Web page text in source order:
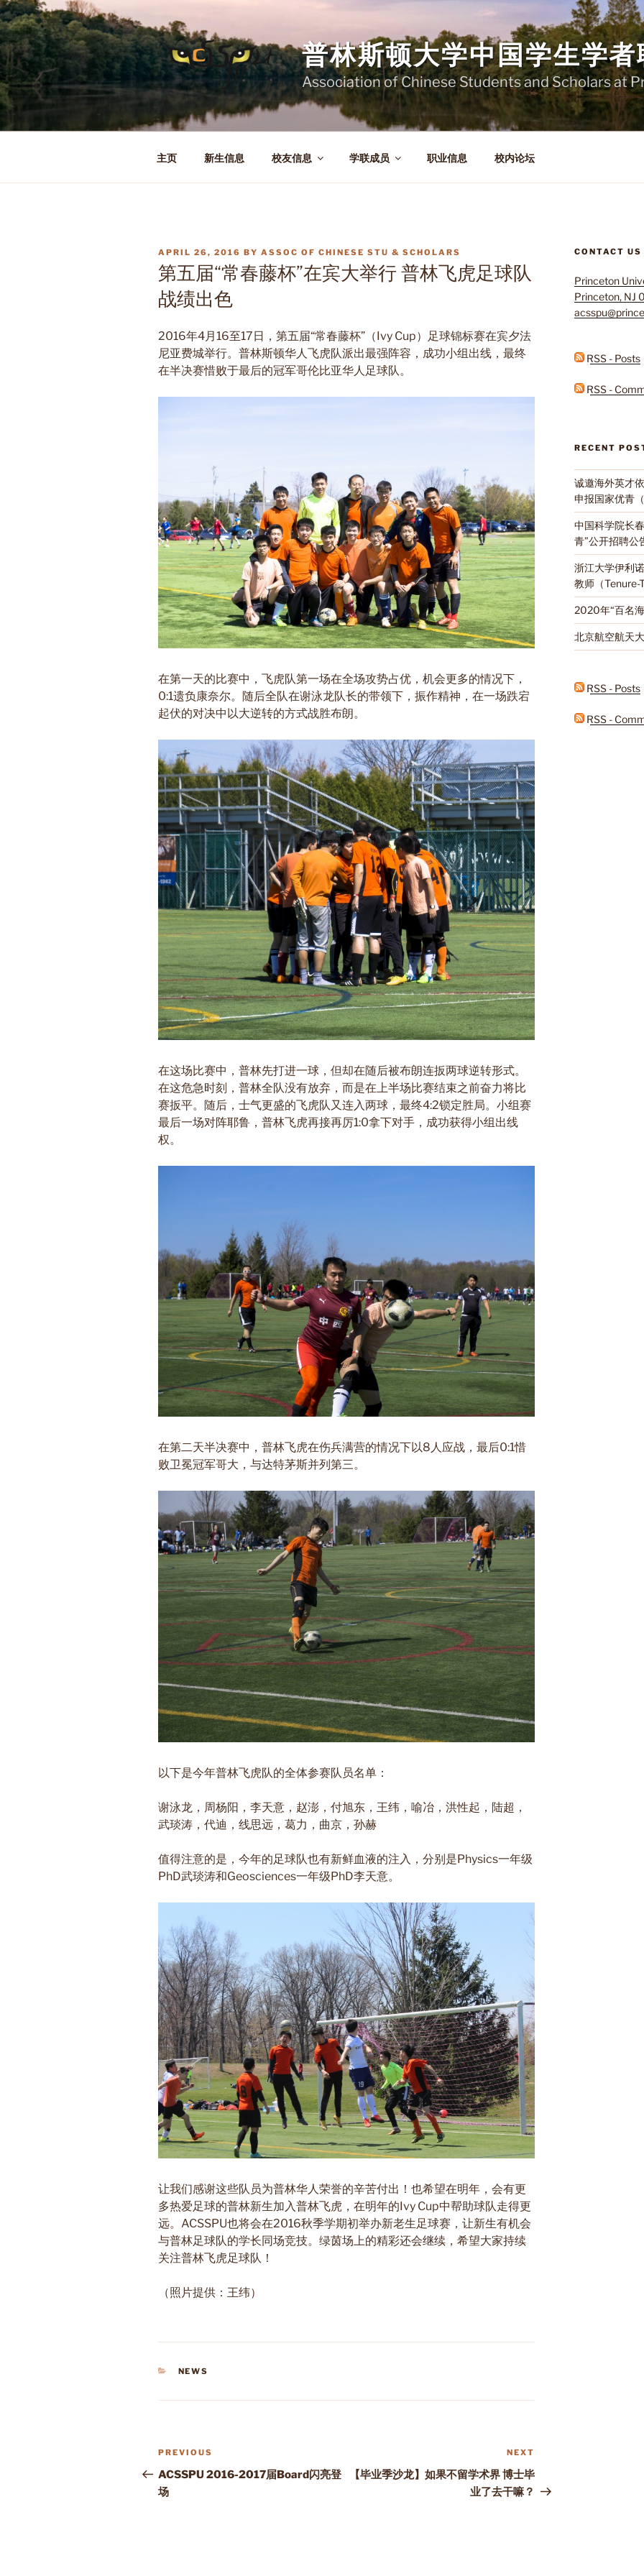
Skip
to
content
普林斯顿大学中国学生学
Association of Chinese Students and Scholars at
主页 新生信息 校友信息 学联成员 职业信息 校内论坛
POSTED
ON
APRIL 26, 2016 BY ASSOC OF CHINESE STU & SCHOLARS
第五届“常春藤杯”在宾大举行 普林飞虎足球队
战绩出色
2016年4月 16至17 日，第五届“常春藤杯” （Ivy Cup）足球锦标赛在宾夕法
尼亚费城举行。普林斯顿华人飞虎队派出最强阵容，成功小组出线，最终
在半决赛惜败于最后的冠军哥伦比亚华人足球队。
在第一天的比赛中，飞虎队第一场在全场攻势占优，机会更多的情况下，
0:1遗负康奈尔。随后全队在谢泳龙队长的带领下，振作精神，在一场跌宕
起伏的对决中以大逆转的方式战胜布朗。
在这场比赛中，普林先打进一球，但却在随后被布朗连扳两球逆转形式。
在这危急时刻，普林全队没有放弃，而是在上半场比赛结束之前奋力将比
赛扳平。随后，士气更盛的飞虎队又连入两球，最终4:2锁定胜局。小组赛
最后一场对阵耶鲁，普林飞虎再接再厉1:0拿下对手，成功获得小组出线
权。
在第二天半决赛中，普林飞虎在伤兵满营的情况下以8人应战，最后0:1惜
败卫冕冠军哥大，与达特茅斯并列第三。
以下是今年普林飞虎队的全体参赛队员名单：
谢泳龙，周杨阳，李天意，赵澎，付旭东，王纬，喻冶，洪性起，陆超，
武琰涛，代迪，线思远，葛力，曲京，孙赫
值得注意的是，今年的足球队也有新鲜血液的注入，分别是Physics一年级
PhD武琰涛和Geosciences一年级PhD李天意。
让我们感谢这些队员为普林华人荣誉的辛苦付出！也希望在明年，会有更
多热爱足球的普林新生加入普林飞虎 ，在明年的Ivy Cup中帮助球队走得更
远。ACSSPU也将会在2016秋季学期初举办新老生足球赛，让新生有机会
与普林足球队的学长同场竞技。绿茵场上的精彩还会继续，希望大家持续
关注普林飞虎足球队！
（照片提供：王纬）
CATEGORIES
NEWS
Post
navigation
Previous
Post
PREVIOUS
ACSSPU 2016-2017届Board闪亮登
场
Post
NEXT
【毕业季沙龙】如果不留学术界 博士毕
业了去干嘛？
CONTACT US
Princeton
Princeton, NJ
RSS - Posts
RSS -
RECENT
诚邀海外英才
申报国家优青
中国科学院长
青”公开招聘公
浙江大学伊利
教师（Tenure-
2020年“百名
北京航空航天
RSS - Posts
RSS -